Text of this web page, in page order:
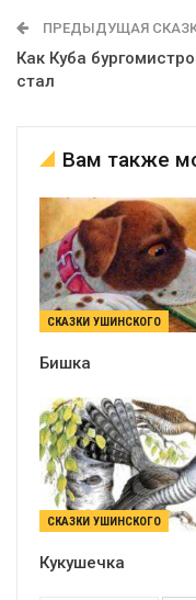
ПРЕДЫДУЩАЯ
Как Куба
стал
Вам также
СКАЗКИ УШИНСКОГО
Бишка
СКАЗКИ УШИНСКОГО
Кукушечка